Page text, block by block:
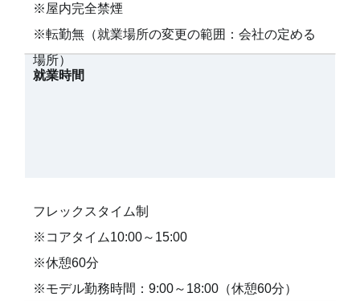
※屋内完全禁煙
※転勤無（就業場所の変更の範囲：会社の定める
場所）
就業時間
フレックスタイム制
※コアタイム10:00～15:00
※休憩60分
※モデル勤務時間：9:00～18:00（休憩60分）